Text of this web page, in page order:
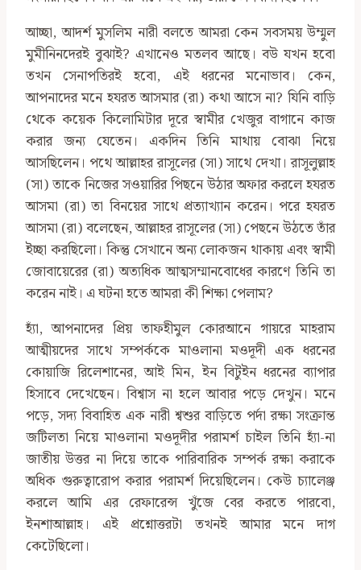
আচ্ছা, আদর্শ মুসলিম নারী বলতে আমরা কেন সবসময় উম্মুল
মুমীনিনদেরই বুঝাই? এখানেও মতলব আছে। বউ যখন হবো
তখন সেনাপতিরই হবো, এই ধরনের মনোভাব। কেন,
আপনাদের মনে হযরত আসমার (রা) কথা আসে না? যিনি বাড়ি
থেকে কয়েক কিলোমিটার দূরে স্বামীর খেজুর বাগানে কাজ
করার জন্য যেতেন। একদিন তিনি মাথায় বোঝা নিয়ে
আসছিলেন। পথে আল্লাহর রাসূলের (সা) সাথে দেখা। রাসূলুল্লাহ
(সা) তাকে নিজের সওয়ারির পিছনে উঠার অফার করলে হযরত
আসমা (রা) তা বিনয়ের সাথে প্রত্যাখ্যান করেন। পরে হযরত
আসমা (রা) বলেছেন, আল্লাহর রাসূলের (সা) পেছনে উঠতে তাঁর
ইচ্ছা করছিলো। কিন্তু সেখানে অন্য লোকজন থাকায় এবং স্বামী
জোবায়েরের (রা) অত্যধিক আত্মসম্মানবোধের কারণে তিনি তা
করেন নাই। এ ঘটনা হতে আমরা কী শিক্ষা পেলাম?
হ্যাঁ, আপনাদের প্রিয় তাফহীমুল কোরআনে গায়রে মাহরাম
আত্মীয়দের সাথে সম্পর্ককে মাওলানা মওদূদী এক ধরনের
কোয়াজি রিলেশানের, আই মিন, ইন বিটুইন ধরনের ব্যাপার
হিসাবে দেখেছেন। বিশ্বাস না হলে আবার পড়ে দেখুন। মনে
পড়ে, সদ্য বিবাহিত এক নারী শ্বশুর বাড়িতে পর্দা রক্ষা সংক্রান্ত
জটিলতা নিয়ে মাওলানা মওদূদীর পরামর্শ চাইল তিনি হ্যাঁ-না
জাতীয় উত্তর না দিয়ে তাকে পারিবারিক সম্পর্ক রক্ষা করাকে
অধিক গুরুত্বারোপ করার পরামর্শ দিয়েছিলেন। কেউ চ্যালেঞ্জ
করলে আমি এর রেফারেন্স খুঁজে বের করতে পারবো,
ইনশাআল্লাহ। এই প্রশ্নোত্তরটা তখনই আমার মনে দাগ
কেটেছিলো।